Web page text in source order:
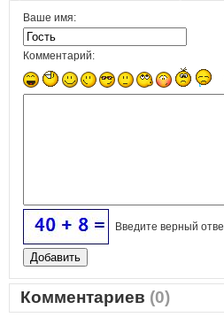
Ваше имя:
Комментарий:
Введите верный
Комментариев (0)